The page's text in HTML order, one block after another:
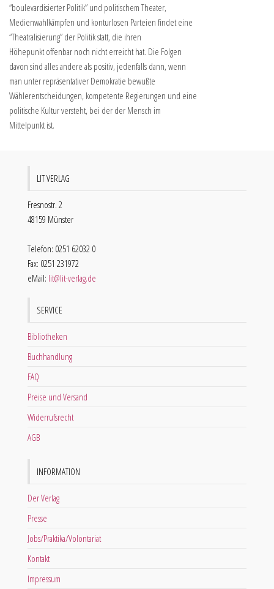
“boulevardisierter Politik” und politischem Theater,
Medienwahlkämpfen und konturlosen Parteien findet eine
“Theatralisierung” der Politik statt, die ihren
Höhepunkt offenbar noch nicht erreicht hat. Die Folgen
davon sind alles andere als positiv, jedenfalls dann, wenn
man unter repräsentativer Demokratie bewußte
Wählerentscheidungen, kompetente Regierungen und eine
politische Kultur versteht, bei der der Mensch im
Mittelpunkt ist.
LIT VERLAG
Fresnostr. 2
48159 Münster
Telefon: 0251 62032 0
Fax: 0251 231972
eMail: lit@lit-verlag.de
SERVICE
Bibliotheken
Buchhandlung
FAQ
Preise und Versand
Widerrufsrecht
AGB
INFORMATION
Der Verlag
Presse
Jobs/Praktika/Volontariat
Kontakt
Impressum